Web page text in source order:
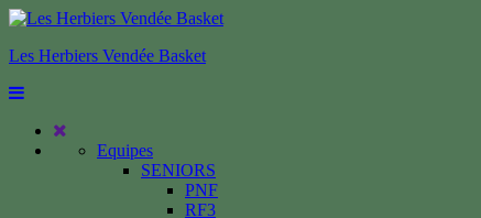
Les Herbiers Vendée Basket
Equipes
SENIORS
PNF
RF3